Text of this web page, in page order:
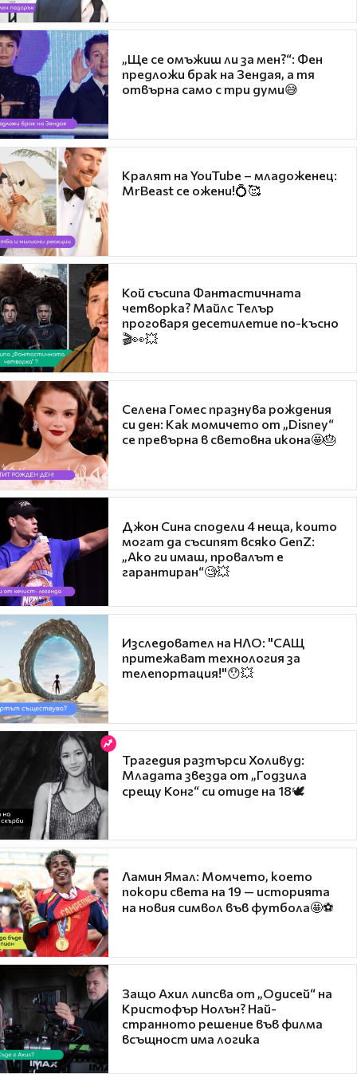
„Ще се омъжиш ли за мен?“: Фен
предложи брак на Зендая, а тя
отвърна само с три думи😅
Кралят на YouTube – младоженец:
MrBeast се ожени!💍🥰
Кой съсипа Фантастичната
четворка? Майлс Телър
проговаря десетилетие по-късно
🎬👀💥
Селена Гомес празнува рождения
си ден: Как момичето от „Disney“
се превърна в световна икона🤩🎂
Джон Сина сподели 4 неща, които
могат да съсипят всяко GenZ:
„Ако ги имаш, провалът е
гарантиран“🧐💥
Изследовател на НЛО: "САЩ
притежават технология за
телепортация!"😯💥
Трагедия разтърси Холивуд:
Младата звезда от „Годзила
срещу Конг“ си отиде на 18🕊️
Ламин Ямал: Момчето, което
покори света на 19 — историята
на новия символ във футбола🤩⚽
Защо Ахил липсва от „Одисей“ на
Кристофър Нолън? Най-
странното решение във филма
всъщност има логика